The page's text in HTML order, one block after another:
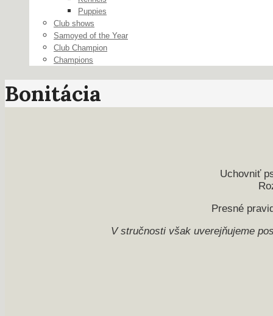
Puppies
Club shows
Samoyed of the Year
Club Champion
Champions
Bonitácia
Uchovniť
Presné
V stručnosti však uverejňujeme